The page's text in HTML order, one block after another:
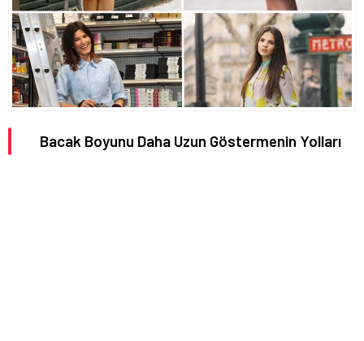
Bacak Boyunu Daha Uzun Göstermenin Yolları